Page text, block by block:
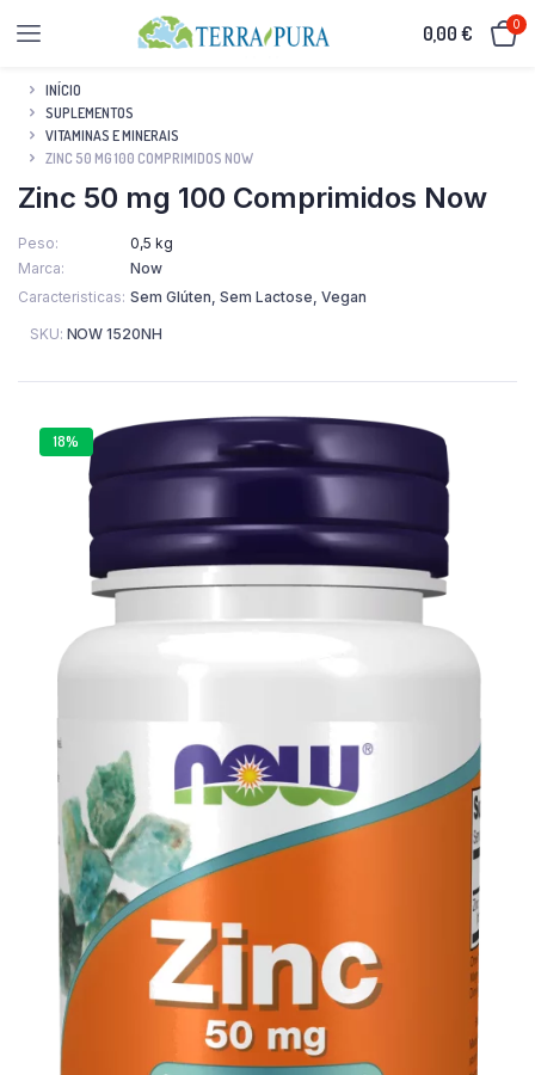
0,00€ 0
INÍCIO
SUPLEMENTOS
VITAMINAS E MINERAIS
ZINC 50 MG 100 COMPRIMIDOS NOW
Zinc 50 mg 100 Comprimidos Now
Peso
0,5 kg
Marca
Now
Caracteristicas Sem Glúten, Sem Lactose, Vegan
SKU: NOW 1520NH
18%